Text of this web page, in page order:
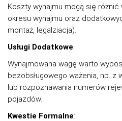
Koszty wynajmu mogą się różnić
okresu wynajmu oraz
montaż, legalziacja).
Usługi Dodatkowe:
Wynajmowana wagę warto
bezobsługowego ważenia, np. z
lub rozpoznawania numerów
pojazdów.
Kwestie Formalne: